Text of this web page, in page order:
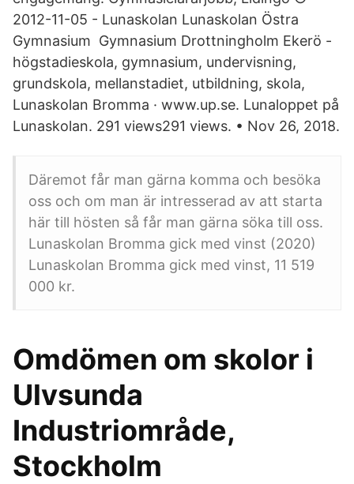
2012-11-05 - Lunaskolan Lunaskolan Östra
Gymnasium Gymnasium Drottningholm Ekerö -
högstadieskola, gymnasium, undervisning,
grundskola, mellanstadiet, utbildning, skola,
Lunaskolan Bromma · www.up.se. Lunaloppet på
Lunaskolan. 291 views291 views. • Nov 26, 2018.
Däremot får man gärna komma och besöka
oss och om man är intresserad av att starta
här till hösten så får man gärna söka till oss.
Lunaskolan Bromma gick med vinst (2020)
Lunaskolan Bromma gick med vinst, 11 519
000 kr.
Omdömen om skolor i
Ulvsunda
Industriområde,
Stockholm